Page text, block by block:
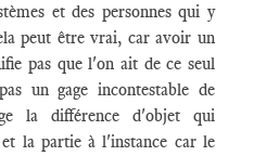
et des personnes qui y
peut être vrai, car avoir un
pas que l'on ait de ce seul
un gage incontestable de
la différence d'objet qui
la partie à l'instance car le